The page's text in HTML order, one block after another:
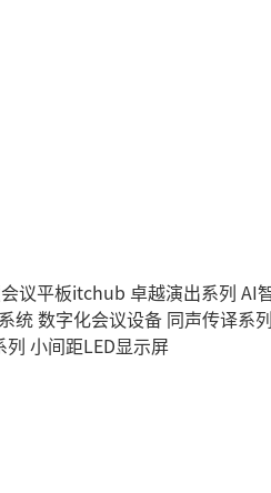
议平板itchub 卓越演出系列 AI
统数字化会议设备 同声传译系列
列 小间距LED显示屏